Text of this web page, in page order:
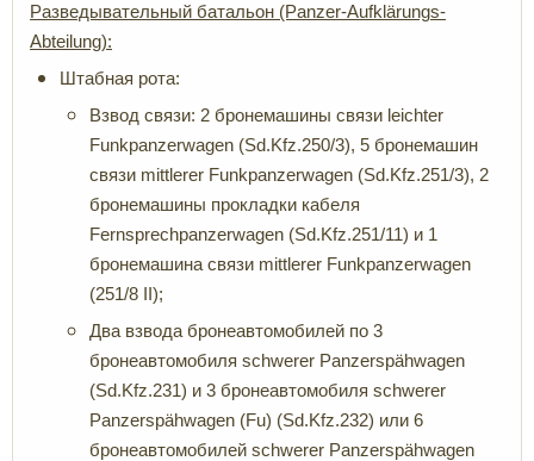
Разведывательный батальон (Panzer-Aufklärungs-
Abteilung):
Штабная рота:
Взвод связи: 2 бронемашины связи leichter
Funkpanzerwagen (Sd.Kfz.250/3), 5 бронемашин
связи mittlerer Funkpanzerwagen (Sd.Kfz.251/3), 2
бронемашины прокладки кабеля
Fernsprechpanzerwagen (Sd.Kfz.251/11) и 1
бронемашина связи mittlerer Funkpanzerwagen
(251/8 II);
Два взвода бронеавтомобилей по 3
бронеавтомобиля schwerer Panzerspähwagen
(Sd.Kfz.231) и 3 бронеавтомобиля schwerer
Panzerspähwagen (Fu) (Sd.Kfz.232) или 6
бронеавтомобилей schwerer Panzerspähwagen